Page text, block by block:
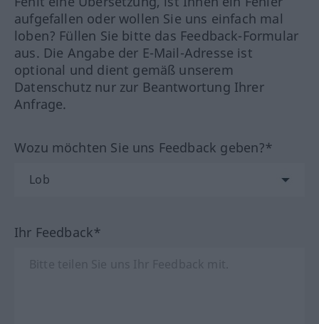
aufgefallen oder wollen Sie uns einfach mal
loben? Füllen Sie bitte das Feedback-Formular
aus. Die Angabe der E-Mail-Adresse ist
optional und dient gemäß unserem
Datenschutz nur zur Beantwortung Ihrer
Anfrage.
Wozu möchten Sie uns Feedback geben?*
Ihr Feedback*